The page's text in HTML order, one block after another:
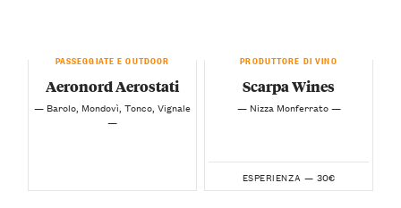
PASSEGGIATE E OUTDOOR
Aeronord Aerostati
— Barolo, Mondovì, Tonco, Vignale
—
PRODUTTORE DI VINO
Scarpa Wines
— Nizza Monferrato —
ESPERIENZA — 30€